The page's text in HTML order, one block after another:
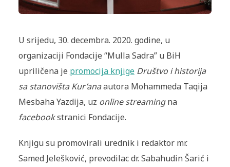
U srijedu, 30. decembra. 2020. godine, u
organizaciji Fondacije “Mulla Sadra” u BiH
upriličena je promocija knjige Društvo i historija
sa stanovišta Kur’anaautora Mohammeda Taqija
Mesbaha Yazdija, uz online streamingna
facebookstranici Fondacije.
Knjigu su promovirali urednik i redaktor mr.
Samed Jelešković, prevodilac dr. Sabahudin Šarić i